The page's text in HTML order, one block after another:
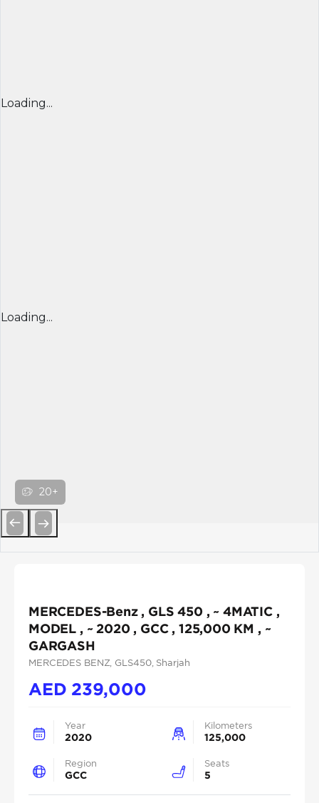
Loading...
Loading...
20+
MERCEDES-Benz , GLS 450 , ~ 4MATIC ,
MODEL , ~ 2020 , GCC , 125,000 KM , ~
GARGASH
MERCEDES BENZ , GLS450, Sharjah
AED 239,000
Year
2020
Kilometers
125,000
Region
GCC
Seats
5